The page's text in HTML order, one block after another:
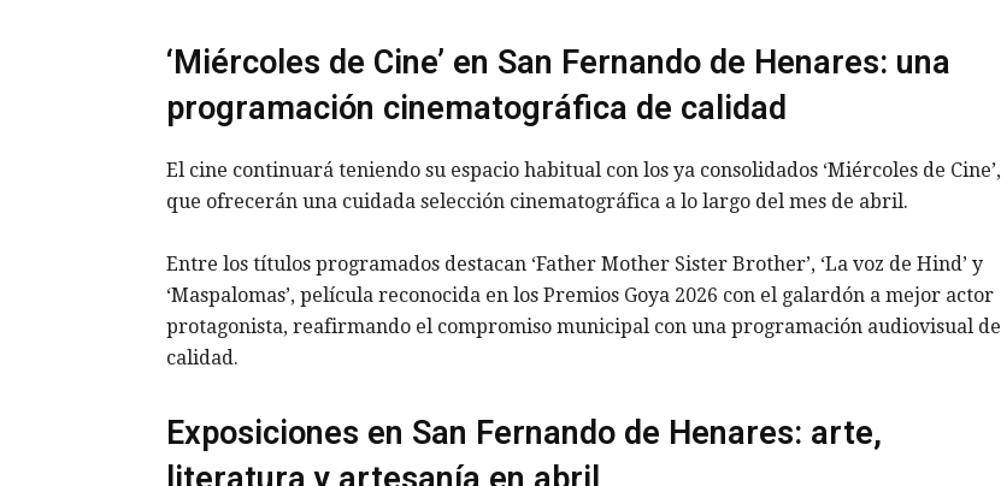
‘Miércoles de Cine’ en San Fernando de Henares: una
programación cinematográfica de calidad
El cine continuará teniendo su espacio habitual con los ya consolidados ‘Miércoles de Cine’,
que ofrecerán una cuidada selección cinematográfica a lo largo del mes de abril.
Entre los títulos programados destacan ‘Father Mother Sister Brother’, ‘La voz de Hind’ y
‘Maspalomas’, película reconocida en los Premios Goya 2026 con el galardón a mejor actor
protagonista, reafirmando el compromiso municipal con una programación audiovisual de
calidad.
Exposiciones en San Fernando de Henares: arte,
literatura y artesanía en abril